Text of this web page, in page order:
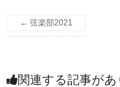
← 弦楽部2021
関連する記事が